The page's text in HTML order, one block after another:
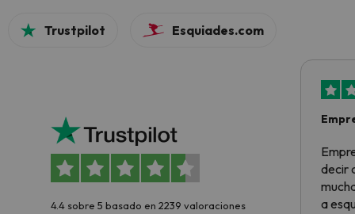
Trustpilot Esquiades.com
4.4 sobre 5 basado en 2239 valoraciones
decir
a